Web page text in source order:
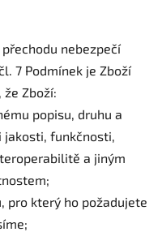
nebezpečí
7 Podmínek je Zboží
že Zboží:
popisu, druhu a
funkčnosti,
a jiným
pro který ho požadujete